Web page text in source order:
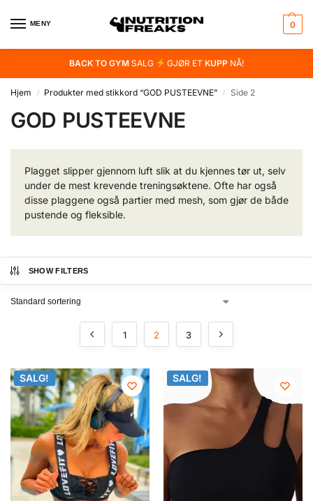
MENY 0
BACK TO GYMSALG GJØR ET KUPP NÅ!
Hjem / Produkter med stikkord “GOD PUSTEEVNE” / Side 2
GOD PUSTEEVNE
Plagget slipper gjennom luft slik at du kjennes tør ut, selv
under de mest krevende treningsøktene. Ofte har også
disse plaggene også partier med mesh, som gjør de både
pustende og fleksible.
SHOW FILTERS
1 2 3
SALG!
SALG! SALG!
SALG!